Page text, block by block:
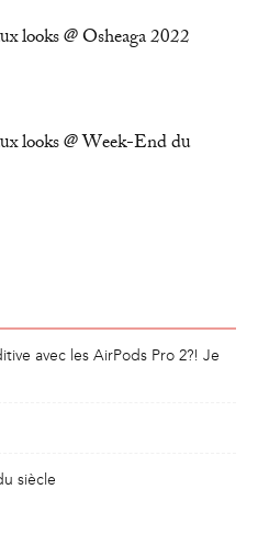
looks @ Osheaga 2022
looks @ Week-End du
avec les AirPods Pro 2?! Je
siècle